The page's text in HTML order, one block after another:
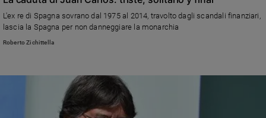
L'ex re di Spagna sovrano dal 1975 al 2014, travolto dagli scandali finanziari,
lascia la Spagna per non danneggiare la monarchia
Roberto Zichittella